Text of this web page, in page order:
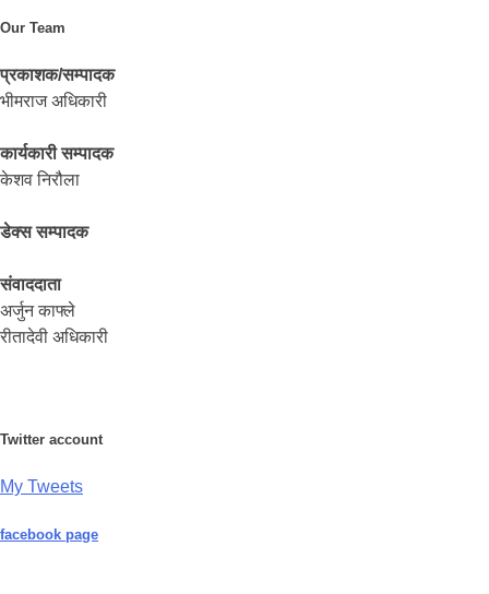
Our Team
प्रकाशक/सम्पादक
भीमराज अधिकारी
कार्यकारी सम्पादक
केशव निरौला
डेक्स सम्पादक
संवाददाता
अर्जुन काफ्ले
रीतादेवी अधिकारी
Twitter account
My Tweets
facebook page